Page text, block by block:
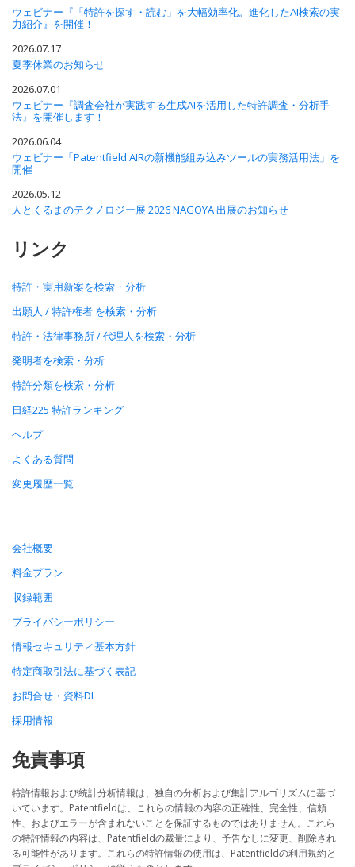
ウェビナー『「特許を探す・読む」を大幅効率化。進化したAI検索の実
力紹介』を開催！
2026.07.17
夏季休業のお知らせ
2026.07.01
ウェビナー『調査会社が実践する生成AIを活用した特許調査・分析手
法』を開催します！
2026.06.04
ウェビナー「Patentfield AIRの新機能組み込みツールの実務活用法」を
開催
2026.05.12
人とくるまのテクノロジー展 2026 NAGOYA 出展のお知らせ
リンク
特許・実用新案を検索・分析
出願人 / 特許権者 を検索・分析
特許・法律事務所 / 代理人を検索・分析
発明者を検索・分析
特許分類を検索・分析
日経225 特許ランキング
ヘルプ
よくある質問
変更履歴一覧
会社概要
料金プラン
収録範囲
プライバシーポリシー
情報セキュリティ基本方針
特定商取引法に基づく表記
お問合せ・資料DL
採用情報
免責事項
特許情報および統計分析情報は、独自の分析および集計アルゴリズムに基づ
いています。Patentfieldは、これらの情報の内容の正確性、完全性、信頼
性、およびエラーが含まれないことを保証するものではありません。これら
の特許情報の内容は、Patentfieldの裁量により、予告なしに変更、削除され
る可能性があります。これらの特許情報の使用は、Patentfieldの利用規約と